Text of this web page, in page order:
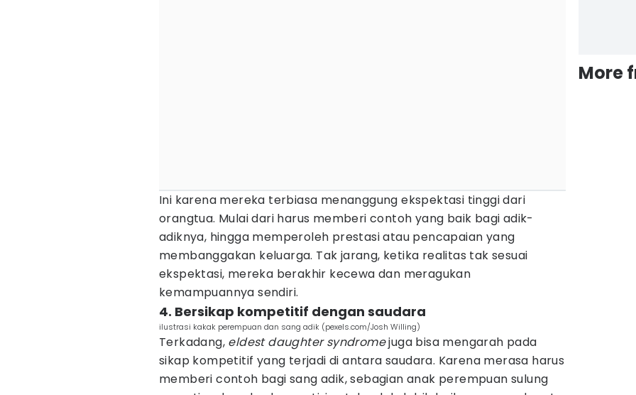
Ini karena mereka terbiasa menanggung ekspektasi tinggi dari
orangtua. Mulai dari harus memberi contoh yang baik bagi adik-
adiknya, hingga memperoleh prestasi atau pencapaian yang
membanggakan keluarga. Tak jarang, ketika realitas tak sesuai
ekspektasi, mereka berakhir kecewa dan meragukan
kemampuannya sendiri.
4. Bersikap kompetitif dengan saudara
ilustrasi kakak perempuan dan sang adik (pexels.com/Josh Willing)
Terkadang, eldest daughter syndromejuga bisa mengarah pada
sikap kompetitif yang terjadi di antara saudara. Karena merasa harus
memberi contoh bagi sang adik, sebagian anak perempuan sulung
More